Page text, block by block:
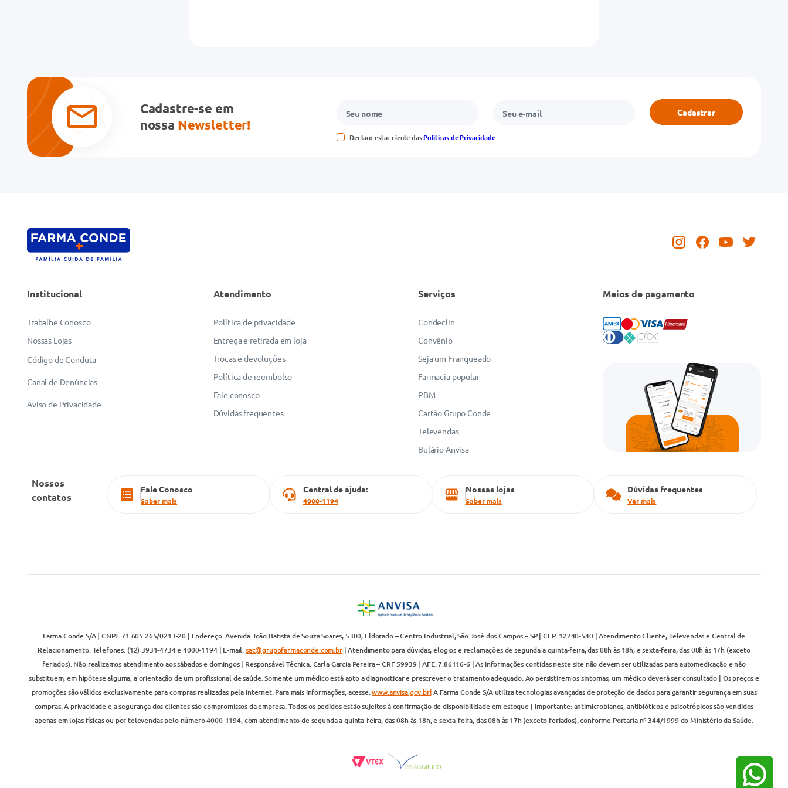
Cadastre-se em
nossa Newsletter!
Declaro estar ciente dasPolíticas de Privacidade
Cadastrar
Institucional
Trabalhe Conosco
Nossas Lojas
Código de Conduta
Canal de Denúncias
Aviso de Privacidade
Atendimento
Política de privacidade
Entrega e retirada em loja
Trocas e devoluções
Política de reembolso
Fale conosco
Dúvidas frequentes
Serviços
Condeclin
Convênio
Seja um Franqueado
Farmacia popular
PBM
Cartão Grupo Conde
Televendas
Bulário Anvisa
Meios de pagamento
Nossos
contatos
Fale Conosco
Saber mais
Central de ajuda:
4000-1194
Nossas lojas
Saber mais
Dúvidas frequentes
Ver mais
Farma Conde S/A | CNPJ: 71.605.265/0213-20 | Endereço: Avenida João Batista de Souza Soares, 5300, Eldorado – Centro Industrial, São José dos Campos – SP | CEP: 12240-540 | Atendimento Cliente, Televendas e Central de
Relacionamento: Telefones: (12) 3931-4734 e 4000-1194 | E-mail:sac@grupofarmaconde.com.br| Atendimento para dúvidas, elogios e reclamações de segunda a quinta-feira, das 08h às 18h, e sexta-feira, das 08h às 17h (exceto
feriados). Não realizamos atendimento aos sábados e domingos | Responsável Técnica: Carla Garcia Pereira – CRF 59939 | AFE: 7.86116-6 | As informações contidas neste site não devem ser utilizadas para automedicação e não
substituem, em hipótese alguma, a orientação de um profissional de saúde. Somente um médico está apto a diagnosticar e prescrever o tratamento adequado. Ao persistirem os sintomas, um médico deverá ser consultado | Os preços e
promoções são válidos exclusivamente para compras realizadas pela internet. Para mais informações, acesse:www.anvisa.gov.br|A Farma Conde S/A utiliza tecnologias avançadas de proteção de dados para garantir segurança em suas
compras. A privacidade e a segurança dos clientes são compromissos da empresa. Todos os pedidos estão sujeitos à confirmação de disponibilidade em estoque | Importante: antimicrobianos, antibióticos e psicotrópicos são vendidos
apenas em lojas físicas ou por televendas pelo número 4000-1194, com atendimento de segunda a quinta-feira, das 08h às 18h, e sexta-feira, das 08h às 17h (exceto feriados), conforme Portaria nº 344/1999 do Ministério da Saúde.